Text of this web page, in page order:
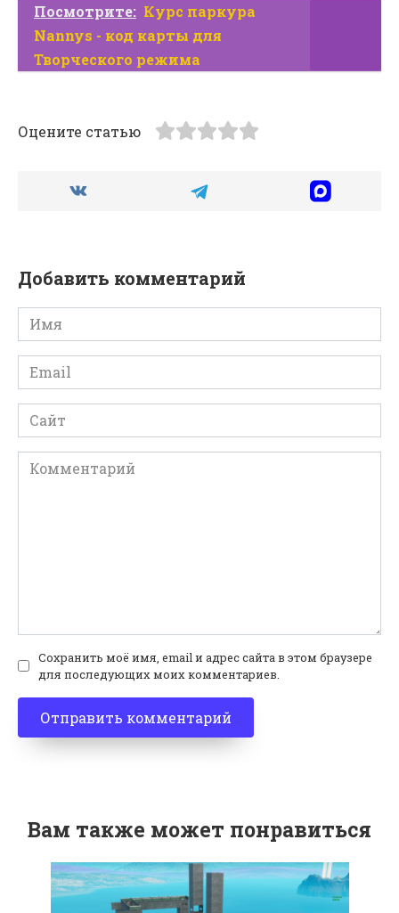
Посмотрите: Курс паркура
Nannys - код карты для
Творческого режима
Оцените статью
Добавить комментарий
Имя
*
Email
*
Сайт
Комментарий
Сохранить моё имя, email и адрес сайта в этом браузере
для последующих моих комментариев.
Вам также может понравиться